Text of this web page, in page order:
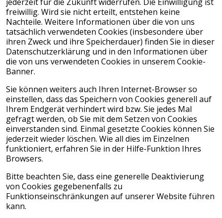
freiwillig. Wird sie nicht erteilt, entstehen keine
Nachteile. Weitere Informationen über die von uns
tatsächlich verwendeten Cookies (insbesondere über
ihren Zweck und ihre Speicherdauer) finden Sie in dieser
Datenschutzerklärung und in den Informationen über
die von uns verwendeten Cookies in unserem Cookie-
Banner.
Sie können weiters auch Ihren Internet-Browser so
einstellen, dass das Speichern von Cookies generell auf
Ihrem Endgerät verhindert wird bzw. Sie jedes Mal
gefragt werden, ob Sie mit dem Setzen von Cookies
einverstanden sind. Einmal gesetzte Cookies können Sie
jederzeit wieder löschen. Wie all dies im Einzelnen
funktioniert, erfahren Sie in der Hilfe-Funktion Ihres
Browsers.
Bitte beachten Sie, dass eine generelle Deaktivierung
von Cookies gegebenenfalls zu
Funktionseinschränkungen auf unserer Website führen
kann.